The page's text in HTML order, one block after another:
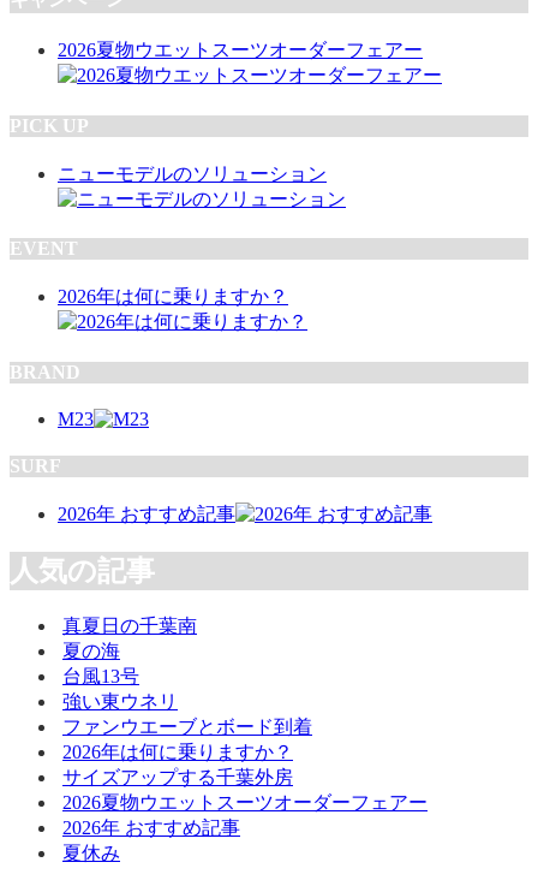
2026夏物ウエットスーツオーダーフェアー
PICK UP
ニューモデルのソリューション
EVENT
2026年は何に乗りますか？
BRAND
M23
SURF
2026年 おすすめ記事
人気の記事
真夏日の千葉南
夏の海
台風13号
強い東ウネリ
ファンウエーブとボード到着
2026年は何に乗りますか？
サイズアップする千葉外房
2026夏物ウエットスーツオーダーフェアー
2026年 おすすめ記事
夏休み